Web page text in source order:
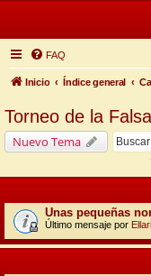
FAQ
Inicio Índice general
Torneo de la
Nuevo Tema
Unas pequeñas
Último mensaje por